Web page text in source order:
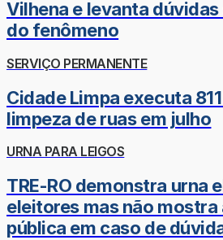
Vilhena e levanta
do fenômeno
SERVIÇO PERMANENTE
Cidade Limpa executa
limpeza de ruas em julho
URNA PARA LEIGOS
TRE-RO demonstra urna
eleitores mas não
pública em caso de